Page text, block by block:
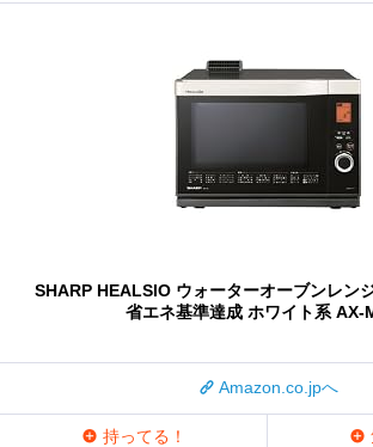
SHARP HEALSIO ウォーターオーブンレン
省エネ基準達成 ホワイト系 AX-
Amazon.co.jpへ
持ってる！